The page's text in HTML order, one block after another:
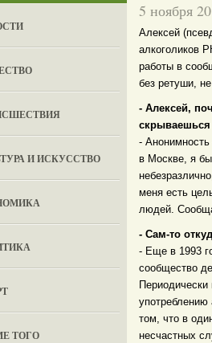
И ИСКУССТВО
ТОГО
5 ноября
Алексей
алкоголиков
работы в
без ретуши,
- Алексей,
скрываешься
-
в Москве, я
меня есть
людей.
- Сам-то
- Еще в 1993
сообщество
Периодически
употреблению
том, что в
несчастных